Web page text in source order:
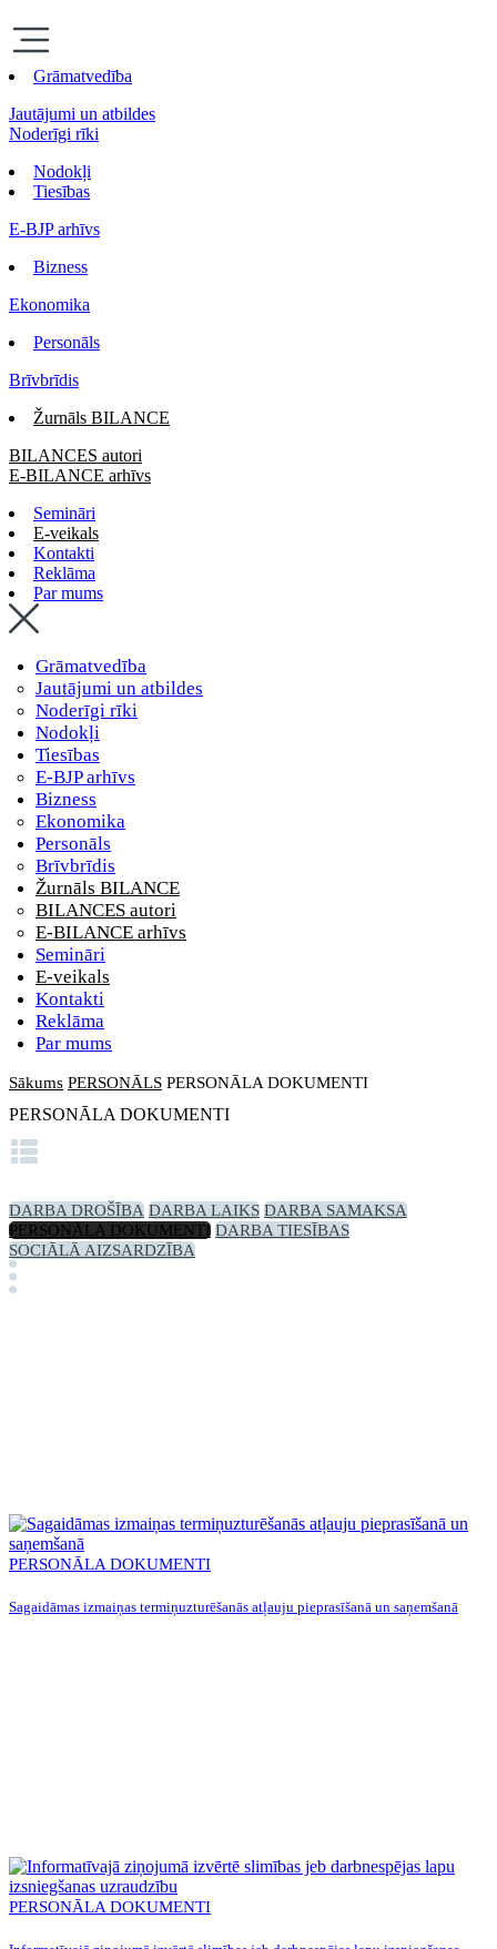
Grāmatvedība
Jautājumi un atbildes
Noderīgi rīki
Nodokļi
Tiesības
E-BJP arhīvs
Bizness
Ekonomika
Personāls
Brīvbrīdis
Žurnāls BILANCE
BILANCES autori
E-BILANCE arhīvs
Semināri
E-veikals
Kontakti
Reklāma
Par mums
Grāmatvedība
Jautājumi un atbildes
Noderīgi rīki
Nodokļi
Tiesības
E-BJP arhīvs
Bizness
Ekonomika
Personāls
Brīvbrīdis
Žurnāls BILANCE
BILANCES autori
E-BILANCE arhīvs
Semināri
E-veikals
Kontakti
Reklāma
Par mums
Sākums PERSONĀLS PERSONĀLA DOKUMENTI
PERSONĀLA DOKUMENTI
DARBA DROŠĪBA DARBA LAIKS DARBA SAMAKSA
PERSONĀLA DOKUMENTI DARBA TIESĪBAS
SOCIĀLĀ AIZSARDZĪBA
PERSONĀLA DOKUMENTI
Sagaidāmas izmaiņas termiņuzturēšanās atļauju pieprasīšanā un saņemšanā
PERSONĀLA DOKUMENTI